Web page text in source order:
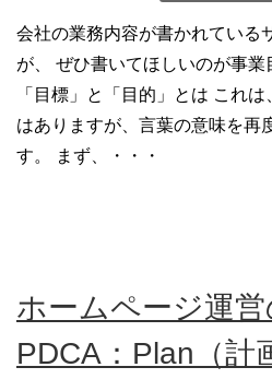
会社の業務内容が書かれている
が、 ぜひ書いてほしいのが事業
「目標」と「目的」とは これ
はありますが、言葉の意味を再
す。 まず、・・・
ホームページ運
PDCA：Plan（計